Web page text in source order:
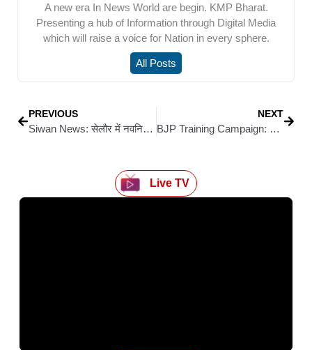
A new era In News World are begin. KMP Bharat.
Presenting a hub of Information through Digital Media
which will raise a voice for Nation in every sphere.
All Posts
PREVIOUS
Siwan News: सेलौर में नवनिर्मित मकान से चोरी का खुलासा: चार चोर सामान के साथ गिरफ्तार
NEXT
BJP Training Campaign: पंडित दीनदयाल उपाध्याय प्रशिक्षण महाअभियान को लेकर तैयारी बैठक, 15 मार्च को हसनपुरा पश्चिमी मंडल में होगा कार्यशाला
Live TV